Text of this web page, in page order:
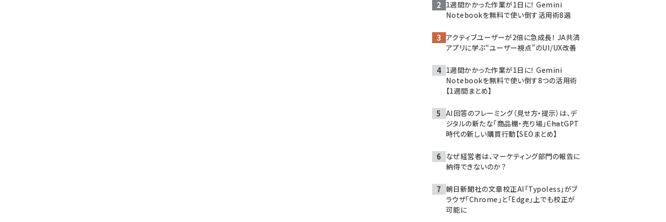
1週間かかった作業が1日に！ Gemini
Notebookを無料で使い倒す活用術8選
アクティブユーザーが2倍に急成長！ JA共済
アプリに学ぶ“ユーザー視点”のUI/UX改善
1週間かかった作業が1日に！ Gemini
Notebookを無料で使い倒す8つの活用術
【1週間まとめ】
AI回答のフレーミング（見せ方・提示）は、デ
ジタルの新たな「商品棚・売り場」――ChatGPT
時代の新しい購買行動【SEOまとめ】
なぜ経営者は、マーケティング部門の報告に
納得できないのか？
朝日新聞社の文章校正AI「Typoless」がブ
ラウザ「Chrome」と「Edge」上でも校正が
可能に